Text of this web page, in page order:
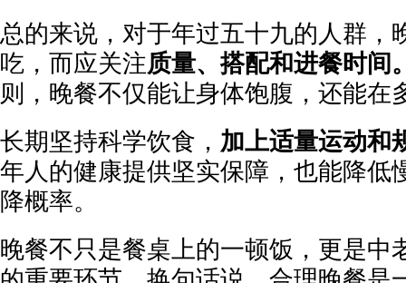
总的来说，对于年过五十九的人群，
吃，而应关注质量、搭配和进餐时间
则，晚餐不仅能让身体饱腹，还能在
长期坚持科学饮食， 加上适量运动和
年人的健康提供坚实保障，也能降低
降概率。
晚餐不只是餐桌上的一顿饭，更是中